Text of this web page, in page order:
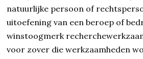
natuurlijke persoon of
uitoefening van een beroep of
winstoogmerk
voor zover die werkzaamheden